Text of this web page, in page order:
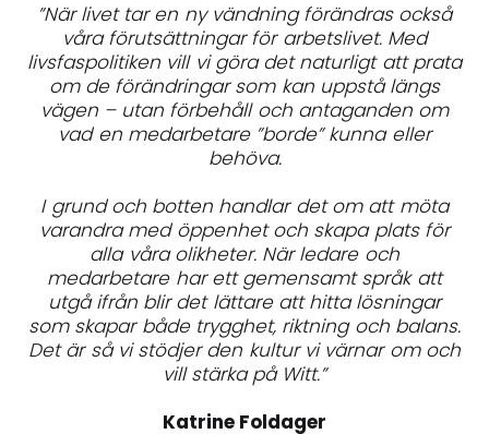
”När livet tar en ny vändning förändras också
våra förutsättningar för arbetslivet. Med
livsfaspolitiken vill vi göra det naturligt att prata
om de förändringar som kan uppstå längs
vägen – utan förbehåll och antaganden om
vad en medarbetare ”borde” kunna eller
behöva.
I grund och botten handlar det om att möta
varandra med öppenhet och skapa plats för
alla våra olikheter. När ledare och
medarbetare har ett gemensamt språk att
utgå ifrån blir det lättare att hitta lösningar
som skapar både trygghet, riktning och balans.
Det är så vi stödjer den kultur vi värnar om och
vill stärka på Witt.”
Katrine Foldager